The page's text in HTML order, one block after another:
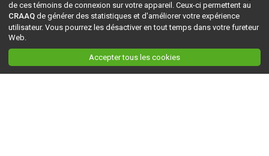
de ces témoins de connexion sur votre appareil. Ceux-ci permettent au
CRAAQ de générer des statistiques et d'améliorer votre expérience
utilisateur. Vous pourrez les désactiver en tout temps dans votre fureteur
Web.
Accepter tous les cookies